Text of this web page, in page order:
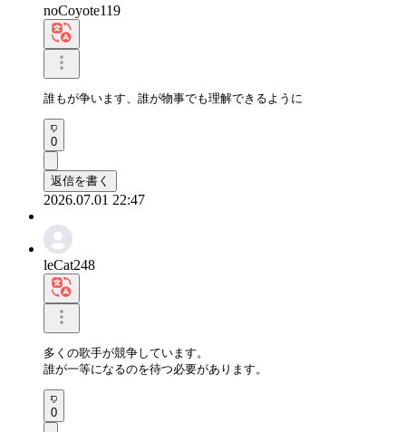
noCoyote119
誰もが争います、誰が物事でも理解できるように
0
返信を書く
2026.07.01 22:47
leCat248
多くの歌手が競争しています。
誰が一等になるのを待つ必要があります。
0